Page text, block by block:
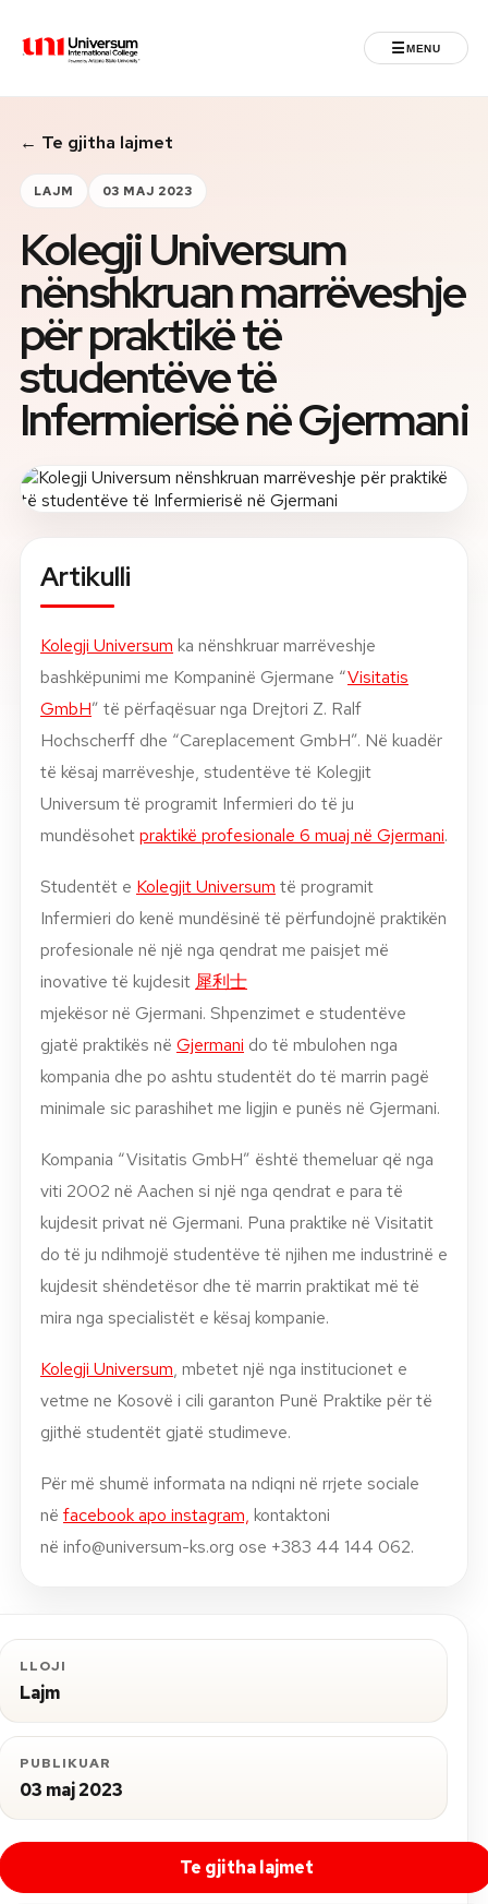
Universum University ☰MENU
MENU
Ballina
Regjistrimet
Programet
Jeta Studentore
Ndërkombëtare
Fuqizuar nga ASU
Lajme
Kontakti
GJUHA
EN
AL Apliko Kërko info
UMS Students
LMS Canvas
← Te gjitha lajmet
LAJM 03 MAJ 2023
Kolegji Universum
nënshkruan marrëveshje
për praktikë të
studentëve të
Infermierisë në Gjermani
Artikulli
Kolegji Universum ka nënshkruar marrëveshje
bashkëpunimi me Kompaninë Gjermane “Visitatis
GmbH” të përfaqësuar nga Drejtori Z. Ralf
Hochscherff dhe “Careplacement GmbH”. Në kuadër
të kësaj marrëveshje, studentëve të Kolegjit
Universum të programit Infermieri do të ju
mundësohetpraktikë profesionale 6 muaj në Gjermani.
Studentët e Kolegjit Universum të programit
Infermieri do kenë mundësinë të përfundojnë praktikën
profesionale në një nga qendrat me paisjet më
inovative të kujdesit 犀利士
mjekësor në Gjermani. Shpenzimet e studentëve
gjatë praktikës në Gjermani do të mbulohen nga
kompania dhe po ashtu studentët do të marrin pagë
minimale sic parashihet me ligjin e punës në Gjermani.
Kompania “Visitatis GmbH” është themeluar që nga
viti 2002 në Aachen si një nga qendrat e para të
kujdesit privat në Gjermani. Puna praktike në Visitatit
do të ju ndihmojë studentëve të njihen me industrinë e
kujdesit shëndetësor dhe të marrin praktikat më të
mira nga specialistët e kësaj kompanie.
Kolegji Universum, mbetet një nga institucionet e
vetme ne Kosovë i cili garanton Punë Praktike për të
gjithë studentët gjatë studimeve.
Për më shumë informata na ndiqni në rrjete sociale
në facebook apo instagram, kontaktoni
në info@universum-ks.org ose +383 44 144 062.
LLOJI
Lajm
PUBLIKUAR
03 maj 2023
Te gjitha lajmet